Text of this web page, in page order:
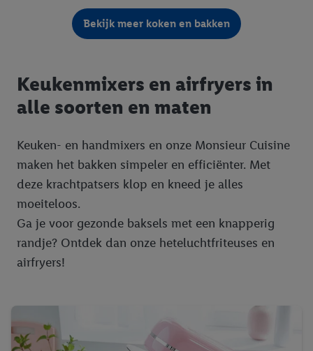
Bekijk meer koken en bakken
Keukenmixers en airfryers in
alle soorten en maten
Keuken- en handmixers en onze Monsieur Cuisine
maken het bakken simpeler en efficiënter. Met
deze krachtpatsers klop en kneed je alles
moeiteloos.
Ga je voor gezonde baksels met een knapperig
randje? Ontdek dan onze heteluchtfriteuses en
airfryers!